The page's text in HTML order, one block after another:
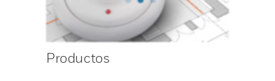
Productos